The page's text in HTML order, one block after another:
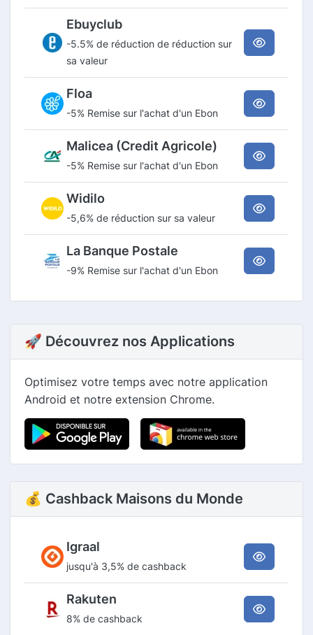
Ebuyclub
-5.5% de réduction de réduction sur
sa valeur
Floa
-5% Remise sur l'achat d'un Ebon
Malicea (Credit Agricole)
-5% Remise sur l'achat d'un Ebon
Widilo
-5,6% de réduction sur sa valeur
La Banque Postale
-9% Remise sur l'achat d'un Ebon
🚀 Découvrez nos Applications
Optimisez votre temps avec notre application
Android et notre extension Chrome.
💰 Cashback Maisons du Monde
Igraal
jusqu'à 3,5% de cashback
Rakuten
8% de cashback